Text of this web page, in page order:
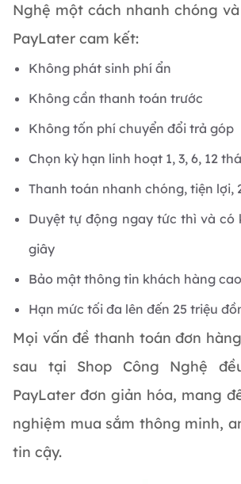
Nghệ một cách nhanh chóng
PayLater cam kết:
Không phát sinh phí ẩn
Không cần thanh toán trước
Không tốn phí chuyển đổi trả góp
Chọn kỳ hạn linh hoạt 1, 3, 6, 12
Thanh toán nhanh chóng, tiện lợi,
Duyệt tự động ngay tức thì và có
giây
Bảo mật thông tin khách hàng cao
Hạn mức tối đa lên đến 25 triệu
Mọi vấn đề thanh toán đơn
sau tại Shop Công Nghệ
PayLater đơn giản hóa, mang
nghiệm mua sắm thông minh,
tin cậy.